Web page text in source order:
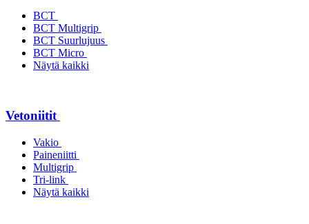
BCT
BCT Multigrip
BCT Suurlujuus
BCT Micro
Näytä kaikki
Vetoniitit
Vakio
Paineniitti
Multigrip
Tri-link
Näytä kaikki